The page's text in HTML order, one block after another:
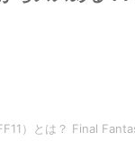
）とは？ Final